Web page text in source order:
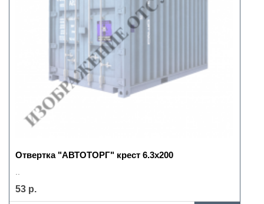
Отвертка "АВТОТОРГ" крест 6.3х200
53 р.